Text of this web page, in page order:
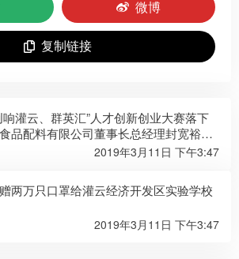
微博
复制链接
灌云、群英汇”人才创新创业大赛落下
品配料有限公司董事长总经理封宽裕荣
2019年3月11日 下午3:47
两万只口罩给灌云经济开发区实验学校
2019年3月11日 下午3:47